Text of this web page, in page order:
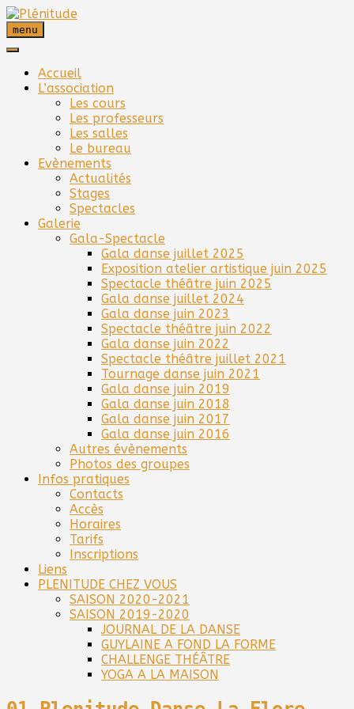
Skip
to
content
menu
Accueil
L’association
Les cours
Les professeurs
Les salles
Le bureau
Evènements
Actualités
Stages
Spectacles
Galerie
Gala-Spectacle
Gala danse juillet 2025
Exposition atelier artistique juin 2025
Spectacle théâtre juin 2025
Gala danse juillet 2024
Gala danse juin 2023
Spectacle théâtre juin 2022
Gala danse juin 2022
Spectacle théâtre juillet 2021
Tournage danse juin 2021
Gala danse juin 2019
Gala danse juin 2018
Gala danse juin 2017
Gala danse juin 2016
Autres évènements
Photos des groupes
Infos pratiques
Contacts
Accès
Horaires
Tarifs
Inscriptions
Liens
PLENITUDE CHEZ VOUS
SAISON 2020-2021
SAISON 2019-2020
JOURNAL DE LA DANSE
GUYLAINE A FOND LA FORME
CHALLENGE THÉÂTRE
YOGA A LA MAISON